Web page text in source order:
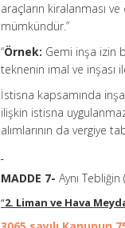
araçların kiralanması
mümkündür.”
“Örnek: Gemi inşa izin
teknenin imal ve inşası
İstisna kapsamında
ilişkin istisna
alımlarının da vergiye
MADDE 7-Aynı
“2. Liman ve Hava